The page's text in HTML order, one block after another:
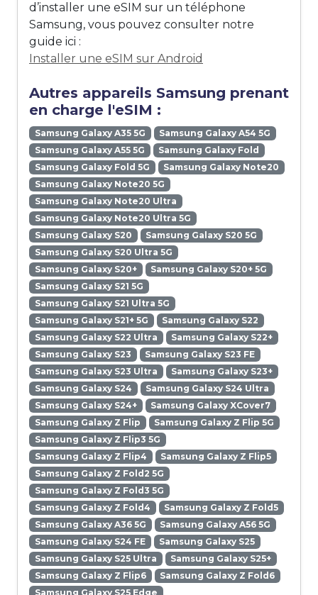
d’installer une eSIM sur un téléphone
Samsung, vous pouvez consulter notre
guide ici :
Installer une eSIM sur Android
Autres appareils Samsung prenant
en charge l'eSIM :
Samsung Galaxy A35 5G
Samsung Galaxy A54 5G
Samsung Galaxy A55 5G
Samsung Galaxy Fold
Samsung Galaxy Fold 5G
Samsung Galaxy Note20
Samsung Galaxy Note20 5G
Samsung Galaxy Note20 Ultra
Samsung Galaxy Note20 Ultra 5G
Samsung Galaxy S20
Samsung Galaxy S20 5G
Samsung Galaxy S20 Ultra 5G
Samsung Galaxy S20+
Samsung Galaxy S20+ 5G
Samsung Galaxy S21 5G
Samsung Galaxy S21 Ultra 5G
Samsung Galaxy S21+ 5G
Samsung Galaxy S22
Samsung Galaxy S22 Ultra
Samsung Galaxy S22+
Samsung Galaxy S23
Samsung Galaxy S23 FE
Samsung Galaxy S23 Ultra
Samsung Galaxy S23+
Samsung Galaxy S24
Samsung Galaxy S24 Ultra
Samsung Galaxy S24+
Samsung Galaxy XCover7
Samsung Galaxy Z Flip
Samsung Galaxy Z Flip 5G
Samsung Galaxy Z Flip3 5G
Samsung Galaxy Z Flip4
Samsung Galaxy Z Flip5
Samsung Galaxy Z Fold2 5G
Samsung Galaxy Z Fold3 5G
Samsung Galaxy Z Fold4
Samsung Galaxy Z Fold5
Samsung Galaxy A36 5G
Samsung Galaxy A56 5G
Samsung Galaxy S24 FE
Samsung Galaxy S25
Samsung Galaxy S25 Ultra
Samsung Galaxy S25+
Samsung Galaxy Z Flip6
Samsung Galaxy Z Fold6
Samsung Galaxy S25 Edge